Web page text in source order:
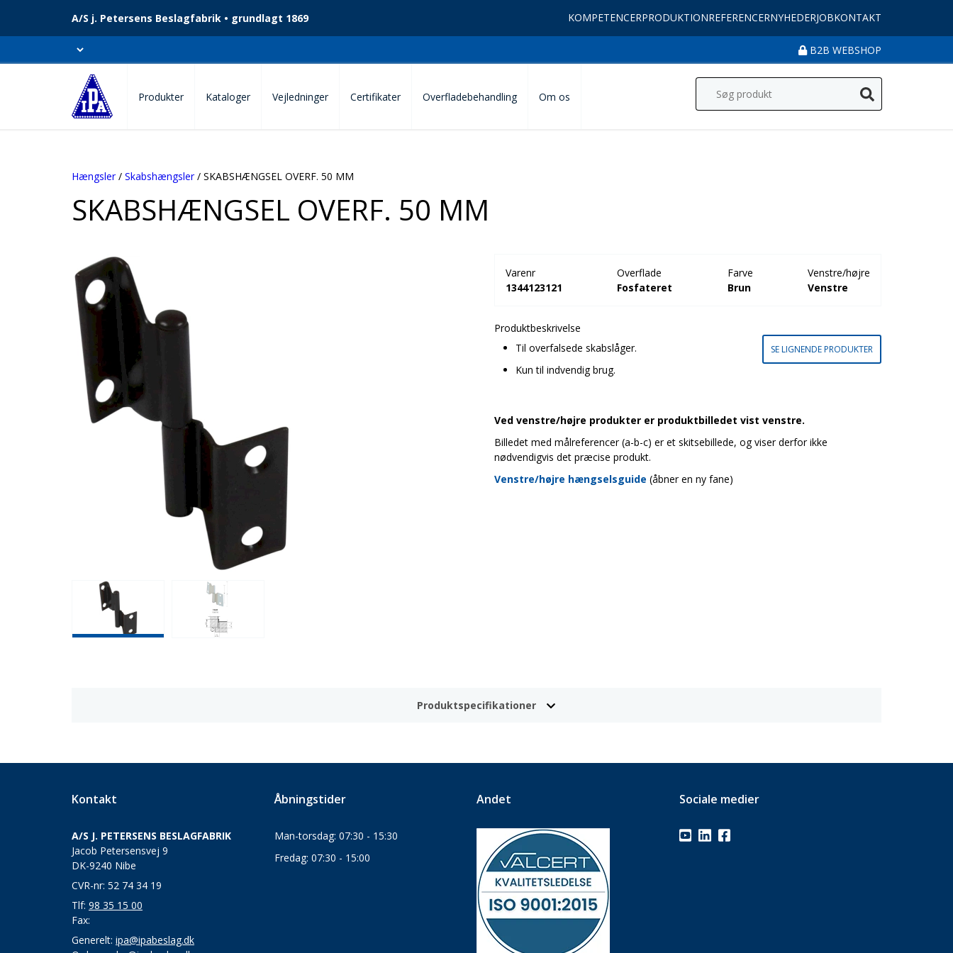
A/S j. Petersens Beslagfabrik • grundlagt 1869 KOMPETENCERPRODUKTIONREFERENCERNYHEDERJOBKONTAKT
B2B WEBSHOP
Produkter Kataloger Vejledninger Certifikater Overfladebehandling Om os
Hængsler/ Skabshængsler/ SKABSHÆNGSEL OVERF. 50 MM
SKABSHÆNGSEL OVERF. 50 MM
Varenr
1344123121
Overflade
Fosfateret
Farve
Brun
Venstre/højre
Venstre
Produktbeskrivelse
Til overfalsede skabslåger.
Kun til indvendig brug.
SE LIGNENDE PRODUKTER
Ved venstre/højre produkter er produktbilledet vist venstre.
Billedet med målreferencer (a-b-c) er et skitsebillede, og viser derfor ikke
nødvendigvis det præcise produkt.
Venstre/højre hængselsguide (åbner en ny fane)
Produktspecifikationer
Kontakt
A/S J. PETERSENS BESLAGFABRIK
Jacob Petersensvej 9
DK-9240 Nibe
CVR-nr: 52 74 34 19
Tlf: 98 35 15 00
Fax:
Generelt: ipa@ipabeslag.dk
Åbningstider
Man-torsdag: 07:30 - 15:30
Fredag: 07:30 - 15:00
Andet Sociale medier